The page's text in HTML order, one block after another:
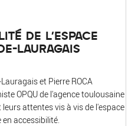
DE L'ESPACE
LAURAGAIS
et Pierre ROCA
OPQU de l'agence toulousaine
leurs attentes vis à vis de l'espace
accessibilité.